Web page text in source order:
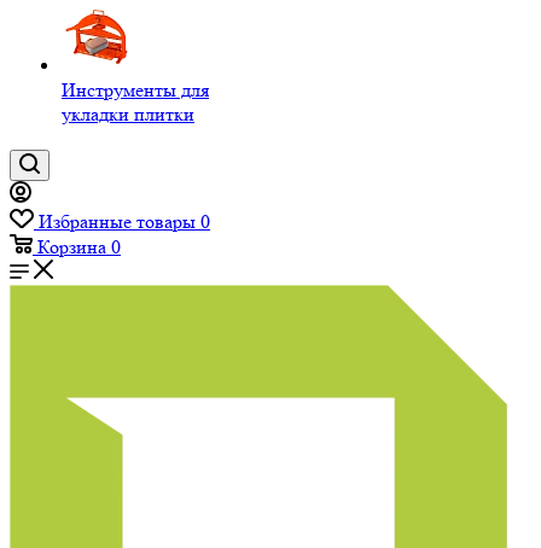
Инструменты для
укладки плитки
Избранные товары 0
Корзина 0